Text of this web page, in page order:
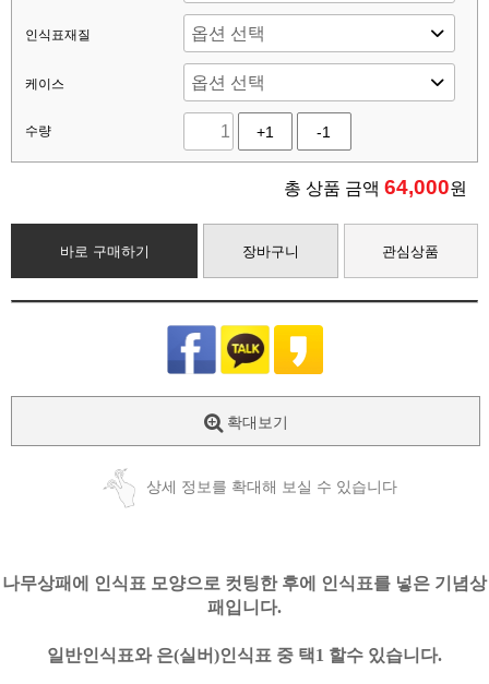
인식표재질
케이스
수량 +1 -1
총 상품 금액 64,000원
바로 구매하기 장바구니 관심상품
확대보기
상세 정보를 확대해 보실 수 있습니다
나무상패에 인식표 모양으로 컷팅한 후에 인식표를 넣은 기념상
패입니다.
일반인식표와 은(실버)인식표 중 택1 할수 있습니다.